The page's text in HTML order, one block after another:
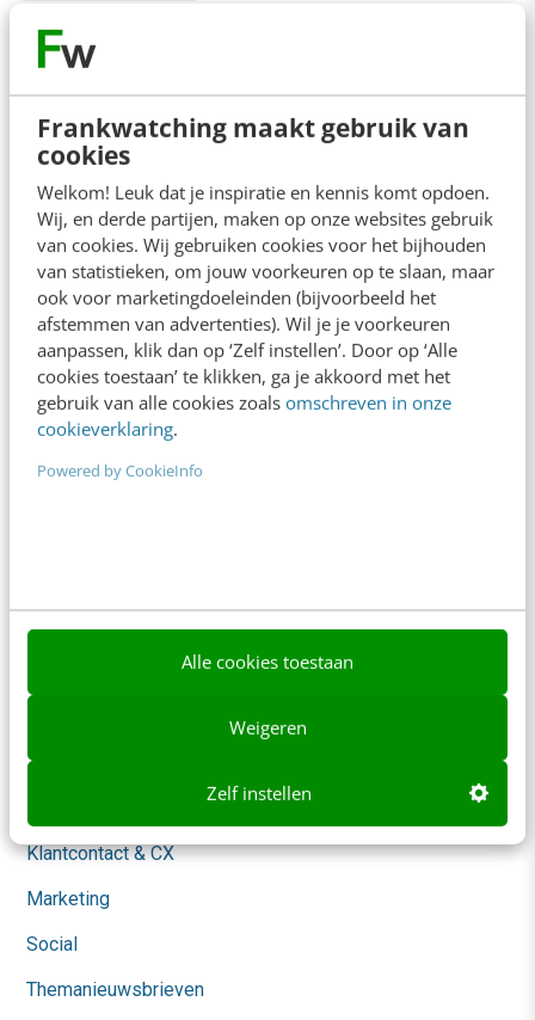
Frankwatching maakt gebruik van
cookies
Welkom! Leuk dat je inspiratie en kennis komt opdoen.
Wij, en derde partijen, maken op onze websites gebruik
van cookies. Wij gebruiken cookies voor het bijhouden
van statistieken, om jouw voorkeuren op te slaan, maar
ook voor marketingdoeleinden (bijvoorbeeld het
afstemmen van advertenties). Wil je je voorkeuren
aanpassen, klik dan op ‘Zelf instellen’. Door op ‘Alle
cookies toestaan’ te klikken, ga je akkoord met het
gebruik van alle cookies zoals omschreven in onze
cookieverklaring.
Powered by CookieInfo
Alle cookies toestaan
Weigeren
Zelf instellen
Contact Redactie
redactie@frankwatching.com
+31 30 200 1045
Tarieven
Meer contactopties
Frankwatching
Adverteren
Contact
Nieuwsbrieven
Werken bij
AI & Tech
Content & Communicatie
Klantcontact & CX
Marketing
Social
Themanieuwsbrieven